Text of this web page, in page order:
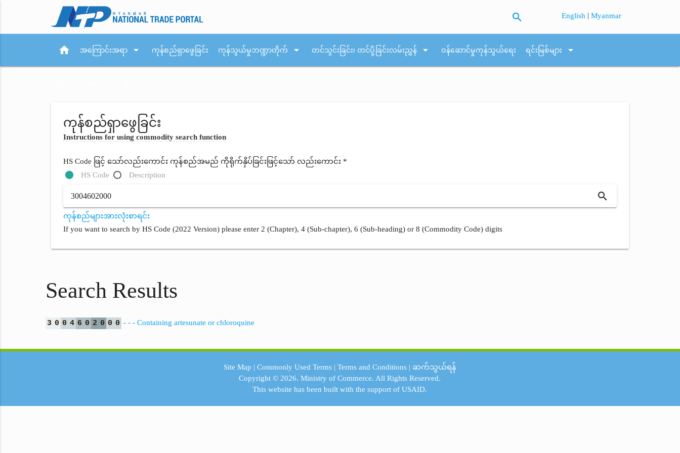
search English |Myanmar
home အကြောင်းအရာ arrow_drop_down ကုန်စည်ရှာဖွေခြင်း ကုန်သွယ်မှုဘဏ္ဍာတိုက် arrow_drop_down တင်သွင်းခြင်း၊ တင်ပို့ခြင်းလမ်းညွှန် arrow_drop_down ဝန်ဆောင်မှုကုန်သွယ်ရေး ရင်းမြစ်များ arrow_drop_down
ကုန်စည်ရှာဖွေခြင်း
Instructions for using commodity search function
HS Code ဖြင့် သော်လည်းကောင်း ကုန်စည်အမည် ကိုရိုက်နှိပ်ခြင်းဖြင့်သော် လည်းကောင်း *
HS Code
Description
search
ကုန်စည်များအားလုံးစာရင်း
If you want to search by HS Code (2022 Version) please enter 2 (Chapter), 4 (Sub-chapter), 6 (Sub-heading) or 8 (Commodity Code) digits
Search Results
3 0 0 4 6 0 2 0 0 0 - - - Containing artesunate or chloroquine
Site Map | Commonly Used Terms| Terms and Conditions| ဆက်သွယ်ရန်
Copyright © 2026.Ministry of Commerce. All Rights Reserved.
This website has been built with the support ofUSAID.